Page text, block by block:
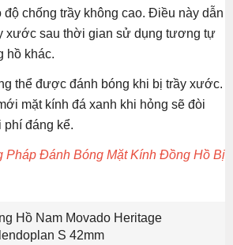
độ chống trầy không cao. Điều này dẫn
xước sau thời gian sử dụng tương tự
hồ khác.
thể được đánh bóng khi bị trầy xước.
mặt kính đá xanh khi hỏng sẽ đòi
phí đáng kể.
Pháp Đánh Bóng Mặt Kính Đồng Hồ Bị
Hồ Nam Movado Heritage
S 42mm